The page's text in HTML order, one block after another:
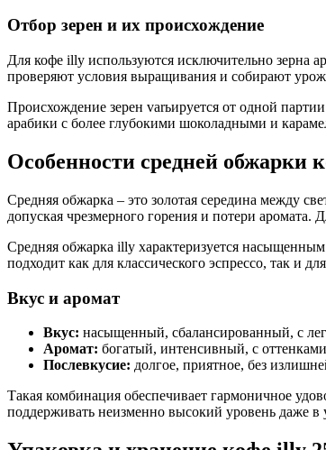
Отбор зерен и их происхождение
Для кофе illy используются исключительно зерна
проверяют условия выращивания и собирают
Происхождение зерен varьируется от одной
арабики с более глубокими шоколадными и
Особенности средней обжарки
Средняя обжарка – это золотая середина между
допуская чрезмерного горения и потери
Средняя обжарка illy характеризуется
подходит как для классического эспрессо, так и
Вкус и аромат
Вкус: насыщенный, сбалансированный, с
Аромат: богатый, интенсивный, с
Послевкусие: долгое, приятное, без
Такая комбинация обеспечивает гармоничное
поддерживать неизменно высокий уровень даже в